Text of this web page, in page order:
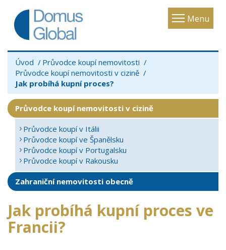
Menu
Toggle
Úvod
Průvodce koupí nemovitosti
Průvodce koupí nemovitosti v cizině
Jak probíhá kupní proces?
Průvodce koupí nemovitosti v cizině
Průvodce koupí v Itálii
Průvodce koupí ve Španělsku
Průvodce koupí v Portugalsku
Průvodce koupí v Rakousku
Zahraniční nemovitosti obecně
Jak probíhá kupní proces ve
Francii?